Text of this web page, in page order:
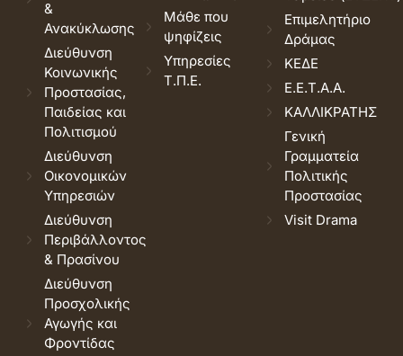
&
Ανακύκλωσης
Διεύθυνση
Κοινωνικής
Προστασίας,
Παιδείας και
Πολιτισμού
Διεύθυνση
Οικονομικών
Υπηρεσιών
Διεύθυνση
Περιβάλλοντος
& Πρασίνου
Διεύθυνση
Προσχολικής
Αγωγής και
Φροντίδας
Μάθε που
ψηφίζεις
Υπηρεσίες
Τ.Π.Ε.
Επιμελητήριο
Δράμας
ΚΕΔΕ
Ε.Ε.Τ.Α.Α.
ΚΑΛΛΙΚΡΑΤΗΣ
Γενική
Γραμματεία
Πολιτικής
Προστασίας
Visit Drama